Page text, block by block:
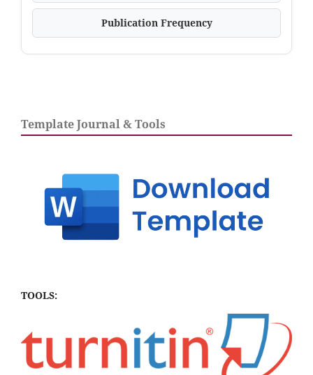
Publication Frequency
Template Journal & Tools
TOOLS: